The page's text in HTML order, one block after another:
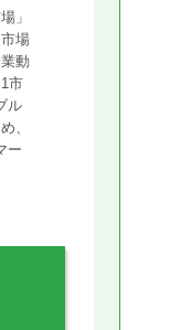
」
場
動
市
ル
、
ー